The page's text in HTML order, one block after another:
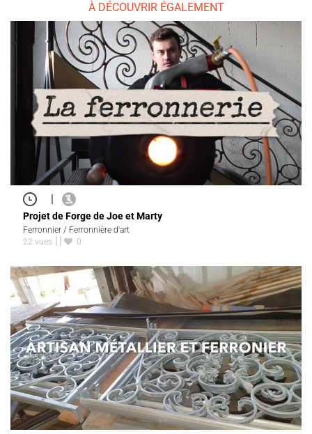
À DÉCOUVRIR ÉGALEMENT
|
Projet de Forge de Joe et Marty
Ferronnier / Ferronnière d'art
22 vues
0